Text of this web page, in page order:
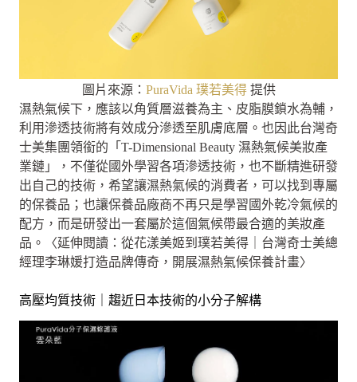
圖片來源： PuraVida 璞若美得提供
濕熱氣候下，應該以角質層滋養為主、皮脂膜鎖水為輔，
利用滲透技術將有效成分滲透至肌膚底層。也因此台灣奇
士美集團領銜的「T-Dimensional Beauty 濕熱氣候美妝產
業鏈」，不僅從國外學習各項滲透技術，也不斷精進研發
出自己的技術，希望讓濕熱氣候的消費者，可以找到專屬
的保養品；也讓保養品廠商不再只是學習國外乾冷氣候的
配方，而是研發出一套屬於這個氣候帶最合適的美妝產
品。〈延伸閱讀：從花漾美姬到璞若美得｜台灣奇士美總
經理李琳媛打造品牌傳奇，開展濕熱氣候保養計畫〉
高壓均質技術｜趨近日本技術的小分子解構